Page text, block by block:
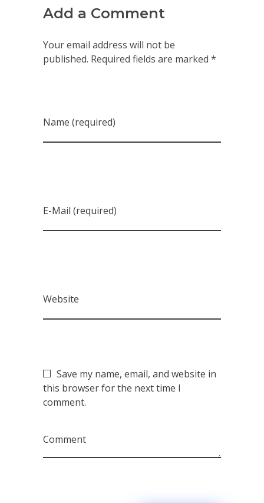
Add a Comment
Your email address will not be
published. Required fields are marked *
Name (required)
E-Mail (required)
Website
Save my name, email, and website in
this browser for the next time I
comment.
Comment